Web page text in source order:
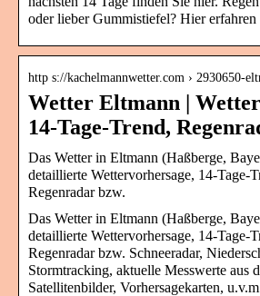
oder lieber Gummistiefel? Hier erfahren
http s://kachelmannwetter.com › 2930650-
Wetter Eltmann |
14-Tage-Trend,
Das Wetter in Eltmann (Haßberge,
detaillierte Wettervorhersage, 14-Tage-
Regenradar bzw.
Das Wetter in Eltmann (Haßberge,
detaillierte Wettervorhersage, 14-Tage-
Regenradar bzw. Schneeradar,
Stormtracking, aktuelle Messwerte aus
Satellitenbilder, Vorhersagekarten,